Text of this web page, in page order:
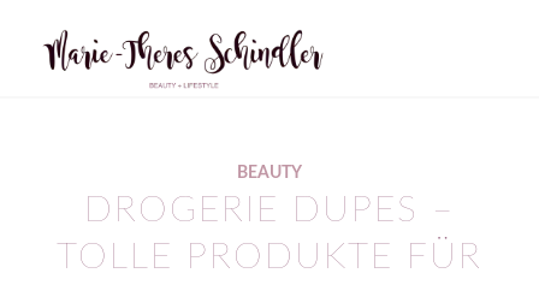
BEAUTY
DROGERIE DUPES –
TOLLE PRODUKTE FÜR